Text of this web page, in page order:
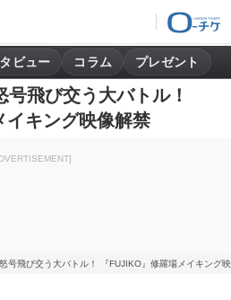
ビュー コラム プレゼント
号飛び交う大バトル！
イキング映像解禁
号飛び交う大バトル！ 『FUJIKO』修羅場メイキング